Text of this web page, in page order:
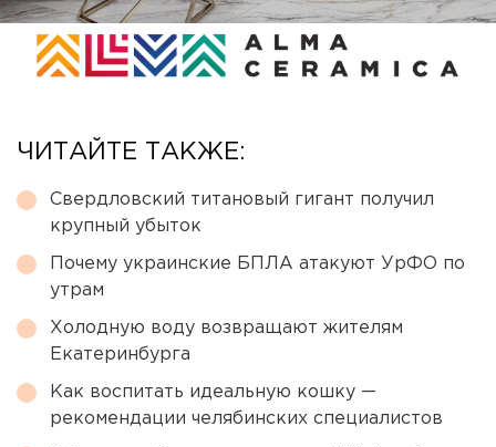
ЧИТАЙТЕ ТАКЖЕ:
Свердловский титановый гигант получил
крупный убыток
Почему украинские БПЛА атакуют УрФО по
утрам
Холодную воду возвращают жителям
Екатеринбурга
Как воспитать идеальную кошку —
рекомендации челябинских специалистов